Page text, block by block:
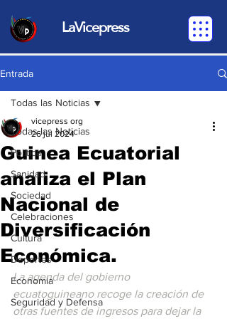
LaVicepress
Entrada
Todas las Noticias
Política
Sanidad
Sociedad
Celebraciones
Cultura
Deportes
Economia
Seguridad y Defensa
Todas las Noticias
Guinea Ecuatorial
analiza el Plan
Nacional de
Diversificación
Económica.
vicepress org
26 jul 2024
La agenda del gobierno
ecuatoguineano recoge la creación de
otras fuentes de ingresos para dejar la